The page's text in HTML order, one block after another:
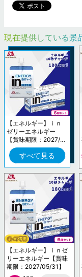
現在提供している景
【エネルギー】ｉｎ
ゼリーエネルギー
【賞味期限：2027/0
5/31】
すべて見る
【エネルギー】ｉｎゼ
リーエネルギー【賞味
期限：2027/05/31】